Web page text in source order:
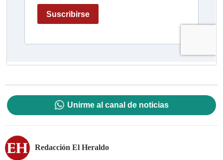
Unirme al canal de noticias
Redacción El Heraldo